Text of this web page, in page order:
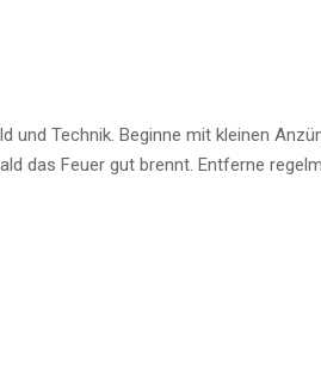
und Technik. Beginne mit kleinen
das Feuer gut brennt. Entferne